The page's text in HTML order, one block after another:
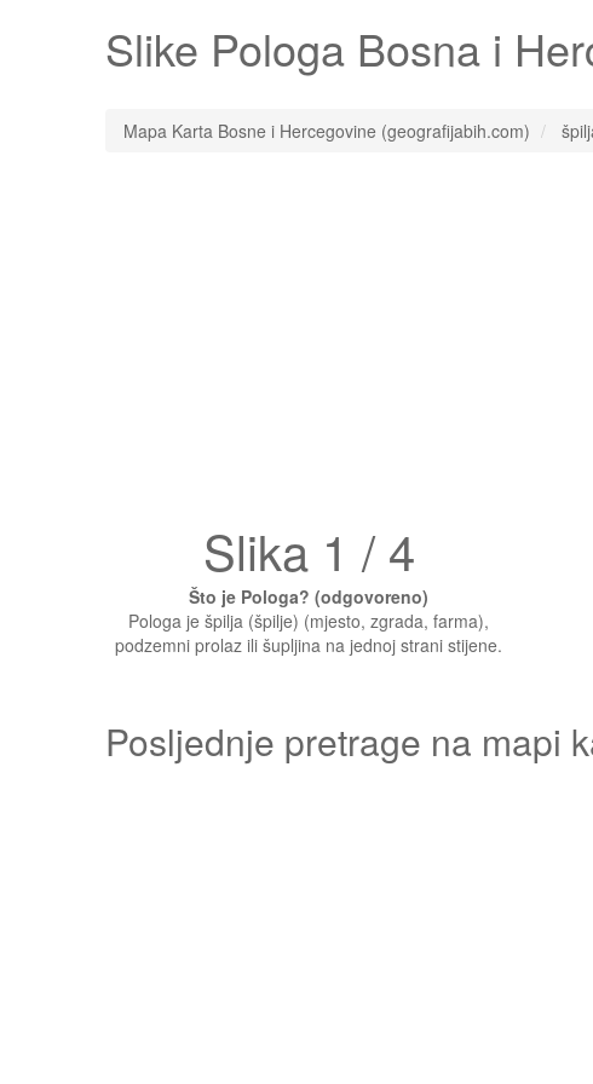
Slike Pologa Bosna i
Mapa Karta Bosne i Hercegovine (geografijabih.com)
Slika 1 / 4
Što je Pologa? (odgovoreno)
Pologa je špilja (špilje) (mjesto, zgrada, farma),
podzemni prolaz ili šupljina na jednoj strani stijene.
Posljednje pretrage na mapi